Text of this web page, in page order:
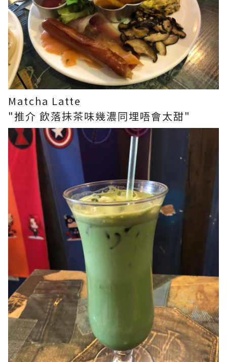
Matcha Latte
"推介 飲落抺茶味幾濃同埋唔會太甜"